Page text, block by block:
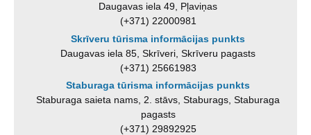
Daugavas iela 49, Pļaviņas
(+371) 22000981
Skrīveru tūrisma informācijas punkts
Daugavas iela 85, Skrīveri, Skrīveru pagasts
(+371) 25661983
Staburaga tūrisma informācijas punkts
Staburaga saieta nams, 2. stāvs, Staburags, Staburaga
pagasts
(+371) 29892925